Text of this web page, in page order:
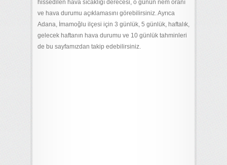
hissedilen hava sıcaklığı derecesi, o günün nem oranı
ve hava durumu açıklamasını görebilirsiniz. Ayrıca
Adana, İmamoğlu ilçesi için 3 günlük, 5 günlük, haftalık,
gelecek haftanın hava durumu ve 10 günlük tahminleri
de bu sayfamızdan takip edebilirsiniz.